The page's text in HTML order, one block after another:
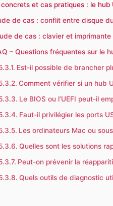
concrets et cas pratiques : le
de cas : conflit entre disque
de cas : clavier et
– Questions fréquentes sur le
Est-il possible de brancher
Comment vérifier si un hub
Le BIOS ou l’UEFI peut-il
Faut-il privilégier les ports
Les ordinateurs Mac ou
Quelles sont les solutions
Peut-on prévenir la
Quels outils de diagnostic